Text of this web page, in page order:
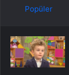
Popüler